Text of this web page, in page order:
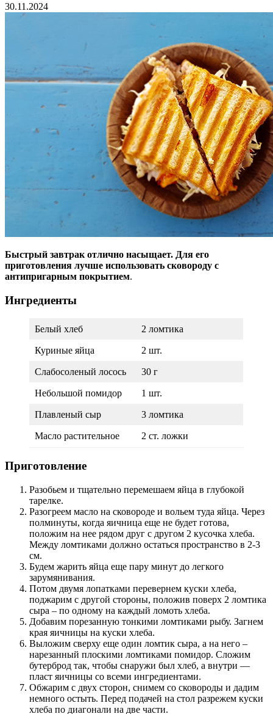
30.11.2024
Быстрый завтрак отлично насыщает. Для его
приготовления лучше использовать сковороду с
антипригарным покрытием.
Ингредиенты
Белый хлеб 2 ломтика
Куриные яйца 2 шт.
Слабосоленый лосось 30 г
Небольшой помидор 1 шт.
Плавленый сыр 3 ломтика
Масло растительное 2 ст. ложки
Приготовление
Разобьем и тщательно перемешаем яйца в глубокой
тарелке.
Разогреем масло на сковороде и вольем туда яйца. Через
полминуты, когда яичница еще не будет готова,
положим на нее рядом друг с другом 2 кусочка хлеба.
Между ломтиками должно остаться пространство в 2-3
см.
Будем жарить яйца еще пару минут до легкого
зарумянивания.
Потом двумя лопатками перевернем куски хлеба,
поджарим с другой стороны, положив поверх 2 ломтика
сыра – по одному на каждый ломоть хлеба.
Добавим порезанную тонкими ломтиками рыбу. Загнем
края яичницы на куски хлеба.
Выложим сверху еще один ломтик сыра, а на него –
нарезанный плоскими ломтиками помидор. Сложим
бутерброд так, чтобы снаружи был хлеб, а внутри —
пласт яичницы со всеми ингредиентами.
Обжарим с двух сторон, снимем со сковороды и дадим
немного остыть. Перед подачей на стол разрежем куски
хлеба по диагонали на две части.